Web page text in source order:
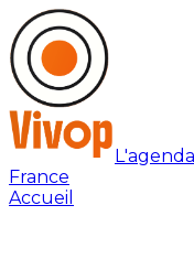
France
Accueil